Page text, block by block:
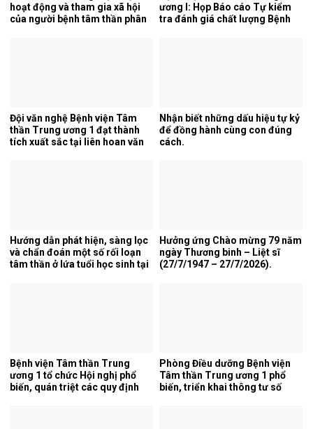
hoạt động và tham gia xã hội
của người bệnh tâm thần phân
ương I: Họp Báo cáo Tự kiểm
tra đánh giá chất lượng Bệnh
Đội văn nghệ Bệnh viện Tâm
thần Trung ương 1 đạt thành
tích xuất sắc tại liên hoan văn
Nhận biết những dấu hiệu tự kỷ
để đồng hành cùng con đúng
cách.
Hướng dẫn phát hiện, sàng lọc
và chẩn đoán một số rối loạn
tâm thần ở lứa tuổi học sinh tại
Hưởng ứng Chào mừng 79 năm
ngày Thương binh – Liệt sĩ
(27/7/1947 – 27/7/2026).
Bệnh viện Tâm thần Trung
ương 1 tổ chức Hội nghị phổ
biến, quán triệt các quy định
Phòng Điều dưỡng Bệnh viện
Tâm thần Trung ương 1 phổ
biến, triển khai thông tư số